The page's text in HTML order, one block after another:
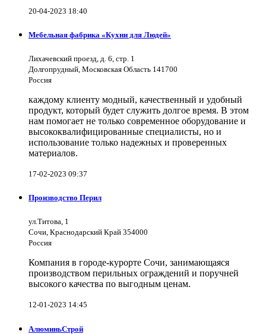
20-04-2023 18:40
Мебельная фабрика «Кухни для Людей»
Лихачевский проезд, д. 6, стр. 1
Долгопрудный, Московская Область 141700
Россия
каждому клиенту модный, качественный и удобный
продукт, который будет служить долгое время. В этом
нам помогает не только современное оборудование и
высококвалифицированные специалисты, но и
использование только надежных и проверенных
материалов.
17-02-2023 09:37
Производство Перил
ул.Титова, 1
Сочи, Краснодарский Край 354000
Россия
Компания в городе-курорте Сочи, занимающаяся
производством перильных ограждений и поручней
высокого качества по выгодным ценам.
12-01-2023 14:45
АлюминьСтрой